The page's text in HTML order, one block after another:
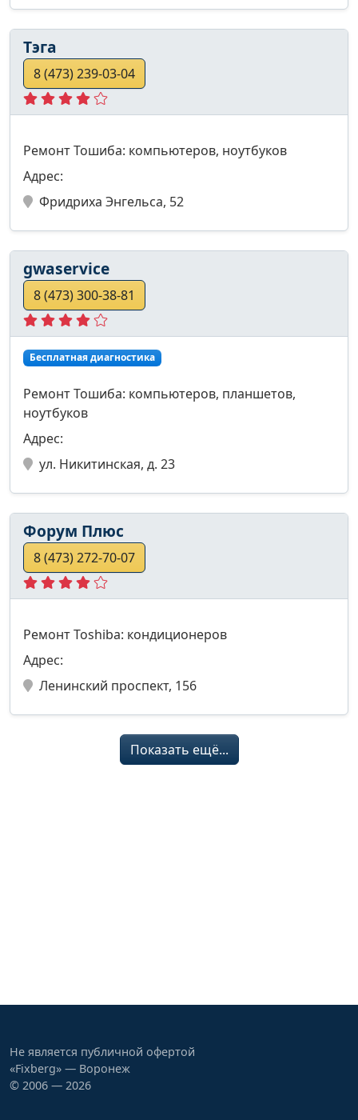
Тэга
8 (473) 239-03-04
Ремонт Тошиба: компьютеров, ноутбуков
Адрес:
Фридриха Энгельса, 52
gwaservice
8 (473) 300-38-81
Бесплатная диагностика
Ремонт Тошиба: компьютеров, планшетов,
ноутбуков
Адрес:
ул. Никитинская, д. 23
Форум Плюс
8 (473) 272-70-07
Ремонт Toshiba: кондиционеров
Адрес:
Ленинский проспект, 156
Показать ещё...
Не является публичной офертой
«Fixberg» — Воронеж
© 2006 — 2026